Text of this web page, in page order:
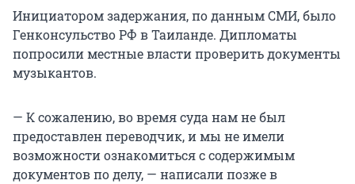
Инициатором задержания, по данным СМИ, было
Генконсульство РФ в Таиланде. Дипломаты
попросили местные власти проверить документы
музыкантов.
— К сожалению, во время суда нам не был
предоставлен переводчик, и мы не имели
возможности ознакомиться с содержимым
документов по делу, — написали позже в